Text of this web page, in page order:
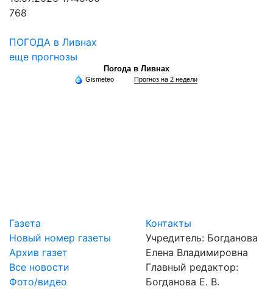
768
ПОГОДА в Ливнах
еще прогнозы
Погода в Ливнах
Gismeteo Прогноз на 2 недели
Газета
Новый номер газеты
Архив газет
Все новости
Фото/видео
Контакты
Учредитель: Богданова
Елена Владимировна
Главный редактор:
Богданова Е. В.